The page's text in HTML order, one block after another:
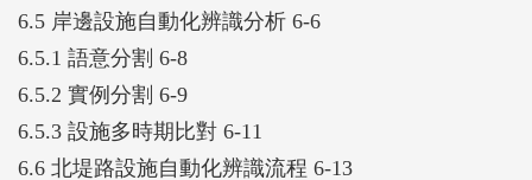
6.5 岸邊設施自動化辨識分析 6-6
6.5.1 語意分割 6-8
6.5.2 實例分割 6-9
6.5.3 設施多時期比對 6-11
6.6 北堤路設施自動化辨識流程 6-13